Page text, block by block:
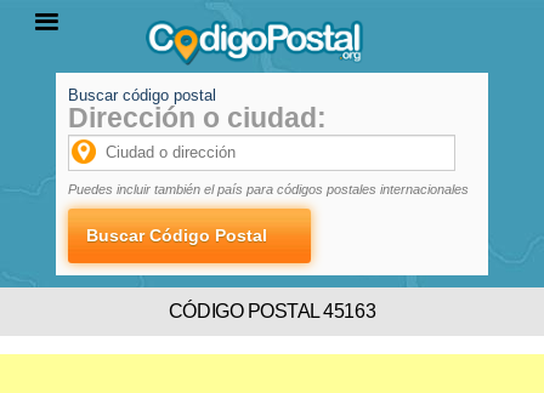
PROVINCIAS
LOCALIDADES
Buscar código postal
Dirección o ciudad:
Puedes incluir también el país para códigos postales internacionales
CÓDIGO POSTAL 45163